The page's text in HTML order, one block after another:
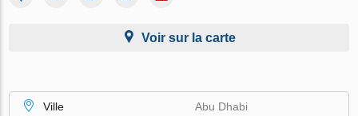
Voir sur la carte
Ville
Abu Dhabi